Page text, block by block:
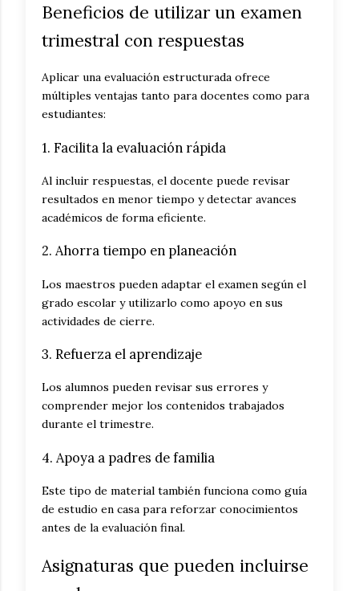
Beneficios de utilizar un examen
trimestral con respuestas
Aplicar una evaluación estructurada ofrece
múltiples ventajas tanto para docentes como para
estudiantes:
1. Facilita la evaluación rápida
Al incluir respuestas, el docente puede revisar
resultados en menor tiempo y detectar avances
académicos de forma eficiente.
2. Ahorra tiempo en planeación
Los maestros pueden adaptar el examen según el
grado escolar y utilizarlo como apoyo en sus
actividades de cierre.
3. Refuerza el aprendizaje
Los alumnos pueden revisar sus errores y
comprender mejor los contenidos trabajados
durante el trimestre.
4. Apoya a padres de familia
Este tipo de material también funciona como guía
de estudio en casa para reforzar conocimientos
antes de la evaluación final.
Asignaturas que pueden incluirse